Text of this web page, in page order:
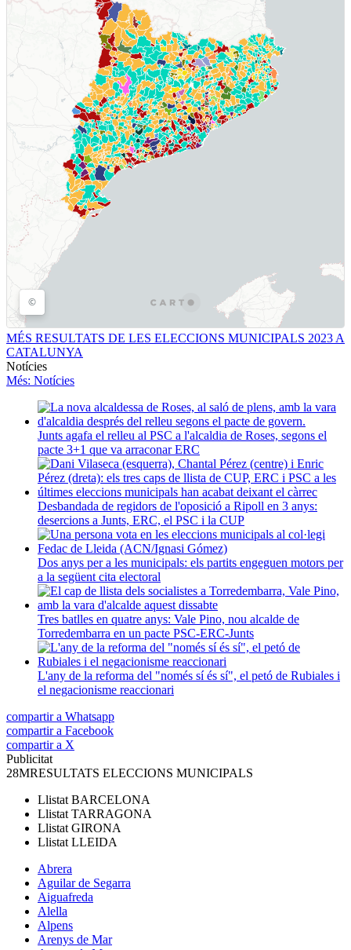
MÉS RESULTATS DE LES ELECCIONS MUNICIPALS 2023 A
CATALUNYA
Notícies
Més: Notícies
Junts agafa el relleu al PSC a l'alcaldia de Roses, segons el
pacte 3+1 que va arraconar ERC
Desbandada de regidors de l'oposició a Ripoll en 3 anys:
desercions a Junts, ERC, el PSC i la CUP
Dos anys per a les municipals: els partits engeguen motors per
a la següent cita electoral
Tres batlles en quatre anys: Vale Pino, nou alcalde de
Torredembarra en un pacte PSC-ERC-Junts
L'any de la reforma del "només sí és sí", el petó de Rubiales i
el negacionisme reaccionari
compartir a Whatsapp
compartir a Facebook
compartir a X
Publicitat
28MRESULTATS ELECCIONS MUNICIPALS
Llistat BARCELONA
Llistat TARRAGONA
Llistat GIRONA
Llistat LLEIDA
Abrera
Aguilar de Segarra
Aiguafreda
Alella
Alpens
Arenys de Mar